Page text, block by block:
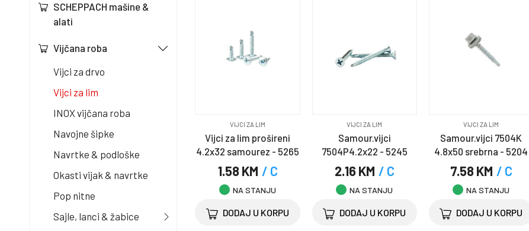
SCHEPPACH mašine &
alati
Vijčana roba
Vijci za drvo
Vijci za lim
INOX vijčana roba
Navojne šipke
Navrtke & podloške
Okasti vijak & navrtke
Pop nitne
Sajle, lanci & žabice
VIJCI ZA LIM
Vijci za lim prošireni
4.2x32 samourez - 5265
1.58 KM / C
NA STANJU
DODAJ U KORPU
VIJCI ZA LIM
Samour.vijci
7504P4.2x22 - 5245
2.16 KM / C
NA STANJU
DODAJ U KORPU
VIJCI ZA LIM
Samour.vijci 7504K
4.8x50 srebrna - 5204
7.58 KM / C
NA STANJU
DODAJ U KORPU